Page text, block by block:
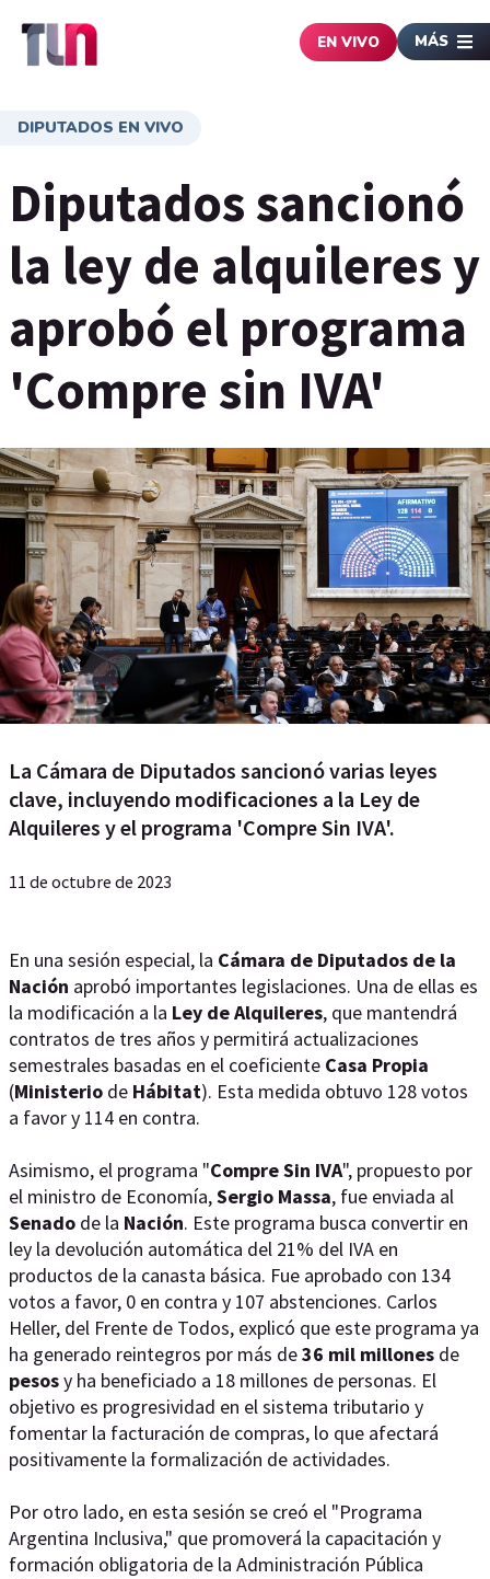
EN VIVO MÁS
DIPUTADOS EN VIVO
Diputados sancionó
la ley de alquileres y
aprobó el programa
'Compre sin IVA'
La Cámara de Diputados sancionó varias leyes
clave, incluyendo modificaciones a la Ley de
Alquileres y el programa 'Compre Sin IVA'.
11 de octubre de 2023
En una sesión especial, la Cámara de Diputados de la
Nación aprobó importantes legislaciones. Una de ellas es
la modificación a la Ley de Alquileres, que mantendrá
contratos de tres años y permitirá actualizaciones
semestrales basadas en el coeficiente Casa Propia
(Ministerio de Hábitat). Esta medida obtuvo 128 votos
a favor y 114 en contra.
Asimismo, el programa "CompreSin IVA", propuesto por
el ministro de Economía,Sergio Massa, fue enviada al
Senado de la Nación. Este programa busca convertir en
ley la devolución automática del 21% del IVA en
productos de la canasta básica. Fue aprobado con 134
votos a favor, 0 en contra y 107 abstenciones. Carlos
Heller, del Frente de Todos, explicó que este programa ya
ha generado reintegros por más de36 mil millones de
pesosy ha beneficiado a 18 millones de personas. El
objetivo es progresividad en el sistema tributario y
fomentar la facturación de compras, lo que afectará
positivamente la formalización de actividades.
Por otro lado, en esta sesión se creó el "Programa
Argentina Inclusiva," que promoverá la capacitación y
formación obligatoria de la Administración Pública